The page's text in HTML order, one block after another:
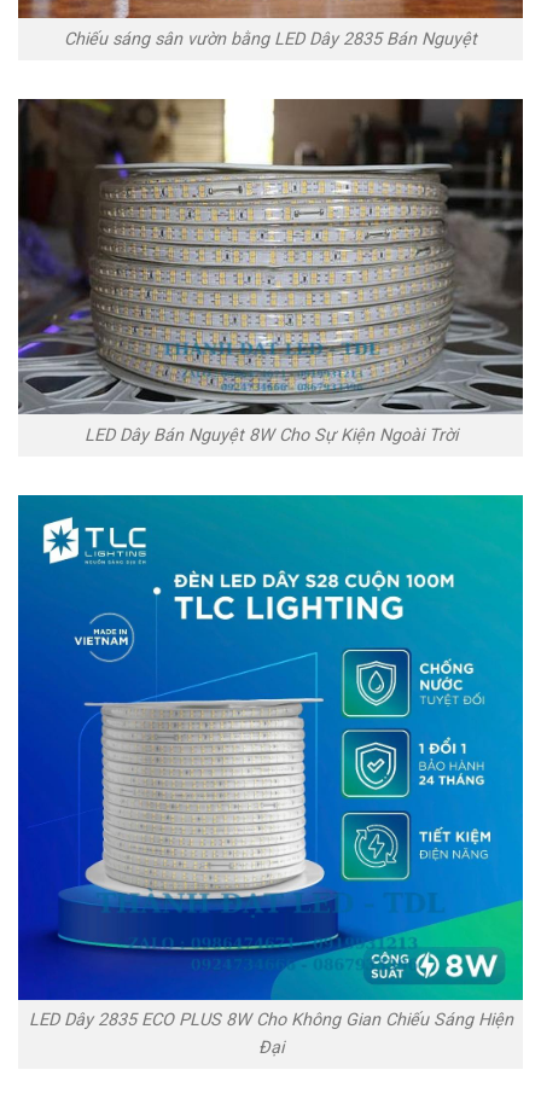
Chiếu sáng sân vườn bằng LED Dây 2835 Bán Nguyệt
LED Dây Bán Nguyệt 8W Cho Sự Kiện Ngoài Trời
LED Dây 2835 ECO PLUS 8W Cho Không Gian Chiếu Sáng Hiện
Đại